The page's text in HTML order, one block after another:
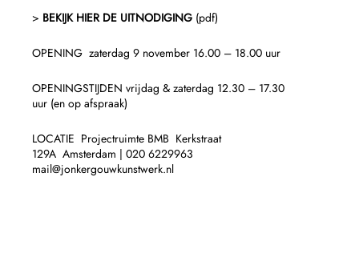
> BEKIJK HIER DE UITNODIGING (pdf)
OPENING zaterdag 9 november 16.00 – 18.00 uur
OPENINGSTIJDEN vrijdag & zaterdag 12.30 – 17.30
uur (en op afspraak)
LOCATIE Projectruimte BMB Kerkstraat
129A Amsterdam | 020 6229963
mail@jonkergouwkunstwerk.nl